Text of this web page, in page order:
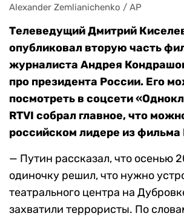
Alexander Zemlianichenko / AP
Телеведущий Дмитрий
опубликовал вторую часть
журналиста Андрея
про президента России. Его
посмотреть в соцсети
RTVI собрал главное, что
российском лидере из
— Путин рассказал, что осенью
одиночку решил, что нужно
театрального центра на
захватили террористы. По